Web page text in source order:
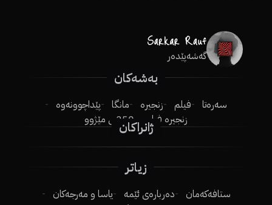
گەشەپێدەر
بەشەکان
سەرەتا فیلم زنجیرە مانگا
پێداچوونەوە
زنجیرە فیلم
250ـی مێژوو
ژانراکان
زیاتر
ستافەکەمان دەربارەی ئێمە
یاسا و مەرجەکان